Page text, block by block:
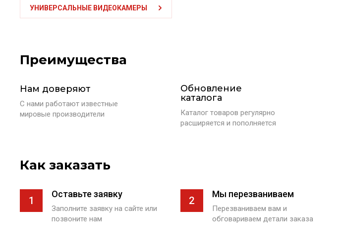
УНИВЕРСАЛЬНЫЕ ВИДЕОКАМЕРЫ
Преимущества
Нам доверяют
С нами работают известные
мировые производители
Обновление
каталога
Каталог товаров регулярно
расширяется и пополняется
Как заказать
1
Оставьте заявку
Заполните заявку на сайте или
позвоните нам
2
Мы перезваниваем
Перезваниваем вам и
обговариваем детали заказа